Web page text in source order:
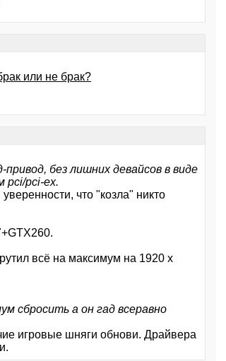
или не брак?
без лишних девайсов в виде
pci/pci-ex.
что "козла" никто
всё на максимум на 1920 x
сбросить а он гад всеравно
игровые шняги обнови. Драйвера